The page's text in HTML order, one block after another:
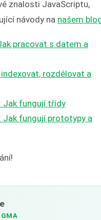
znalosti JavaScriptu,
návody na našem
pracovat s datem a
rozdělovat a
Jak fungují třídy
Jak fungují prototypy a